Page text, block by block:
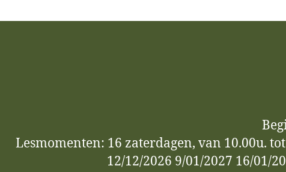
Lesmomenten: 16 zaterdagen, van 10.00u.
12/12/2026 9/01/2027 16/01/